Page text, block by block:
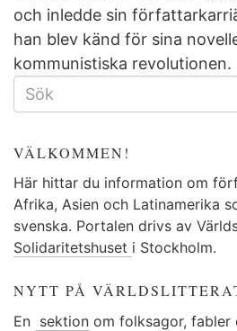
och inledde sin
han blev känd för sina
kommunistiska revolutionen.
SÖKFORMULÄR
VÄLKOMMEN!
Här hittar du information om
Afrika, Asien och Latinamerika
svenska. Portalen drivs av
Solidaritetshuset i Stockholm.
NYTT PÅ
En sektion om folksagor, fabler